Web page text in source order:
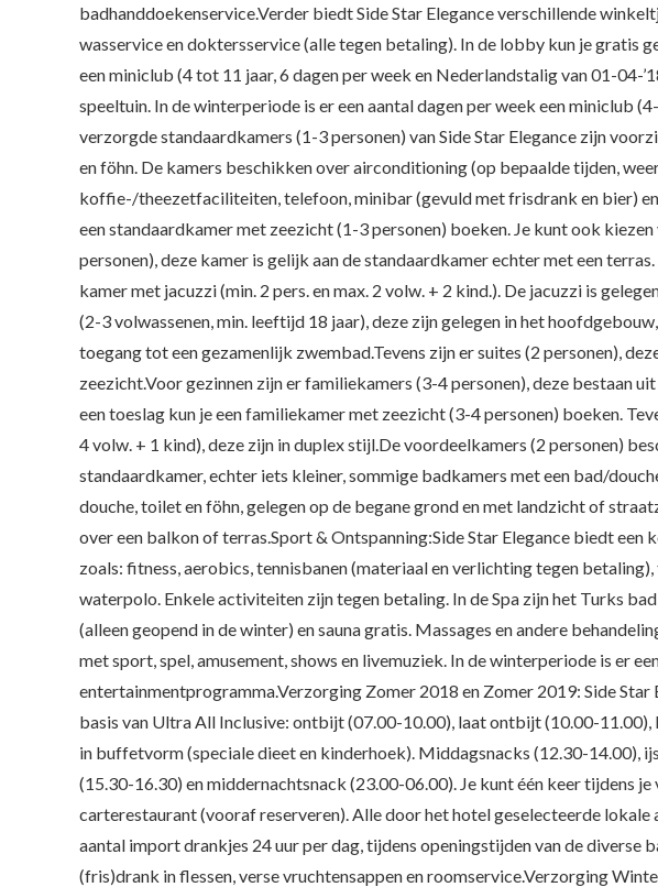
badhanddoekenservice.Verder biedt Side Star Elegance verschillende
wasservice en doktersservice (alle tegen betaling). In de lobby kun je gratis
een miniclub (4 tot 11 jaar, 6 dagen per week en Nederlandstalig van 01-04-
speeltuin. In de winterperiode is er een aantal dagen per week een miniclub
verzorgde standaardkamers (1-3 personen) van Side Star Elegance zijn
en föhn. De kamers beschikken over airconditioning (op bepaalde tijden,
koffie-/theezetfaciliteiten, telefoon, minibar (gevuld met frisdrank en bier) en
een standaardkamer met zeezicht (1-3 personen) boeken. Je kunt ook
personen), deze kamer is gelijk aan de standaardkamer echter met een
kamer met jacuzzi (min. 2 pers. en max. 2 volw. + 2 kind.). De jacuzzi is
(2-3 volwassenen, min. leeftijd 18 jaar), deze zijn gelegen in het
toegang tot een gezamenlijk zwembad.Tevens zijn er suites (2 personen),
zeezicht.Voor gezinnen zijn er familiekamers (3-4 personen), deze bestaan
een toeslag kun je een familiekamer met zeezicht (3-4 personen) boeken.
4 volw. + 1 kind), deze zijn in duplex stijl.De voordeelkamers (2 personen)
standaardkamer, echter iets kleiner, sommige badkamers met een bad/
douche, toilet en föhn, gelegen op de begane grond en met landzicht of
over een balkon of terras.Sport & Ontspanning:Side Star Elegance biedt een
zoals: fitness, aerobics, tennisbanen (materiaal en verlichting tegen
waterpolo. Enkele activiteiten zijn tegen betaling. In de Spa zijn het Turks
(alleen geopend in de winter) en sauna gratis. Massages en andere
met sport, spel, amusement, shows en livemuziek. In de winterperiode is er
entertainmentprogramma.Verzorging Zomer 2018 en Zomer 2019: Side Star
basis van Ultra All Inclusive: ontbijt (07.00-10.00), laat ontbijt (10.00-11.00),
in buffetvorm (speciale dieet en kinderhoek). Middagsnacks (12.30-14.00),
(15.30-16.30) en middernachtsnack (23.00-06.00). Je kunt één keer tijdens
carterestaurant (vooraf reserveren). Alle door het hotel geselecteerde lokale
aantal import drankjes 24 uur per dag, tijdens openingstijden van de diverse
(fris)drank in flessen, verse vruchtensappen en roomservice.Verzorging